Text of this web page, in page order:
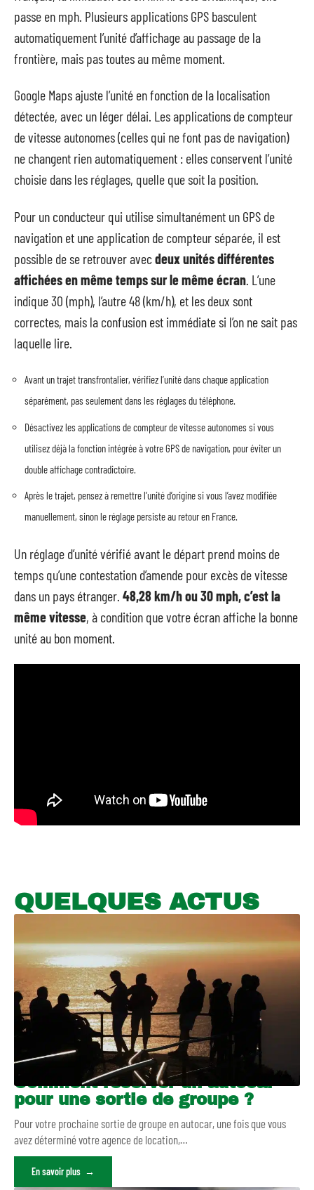
passe en mph. Plusieurs applications GPS basculent
automatiquement l’unité d’affichage au passage de la
frontière, mais pas toutes au même moment.
Google Maps ajuste l’unité en fonction de la localisation
détectée, avec un léger délai. Les applications de compteur
de vitesse autonomes (celles qui ne font pas de navigation)
ne changent rien automatiquement : elles conservent l’unité
choisie dans les réglages, quelle que soit la position.
Pour un conducteur qui utilise simultanément un GPS de
navigation et une application de compteur séparée, il est
possible de se retrouver avecdeux unités différentes
affichées en même temps sur le même écran . L’une
indique 30 (mph), l’autre 48 (km/h), et les deux sont
correctes, mais la confusion est immédiate si l’on ne sait pas
laquelle lire.
Avant un trajet transfrontalier, vérifiez l’unité dans chaque application
séparément, pas seulement dans les réglages du téléphone.
Désactivez les applications de compteur de vitesse autonomes si vous
utilisez déjà la fonction intégrée à votre GPS de navigation, pour éviter un
double affichage contradictoire.
Après le trajet, pensez à remettre l’unité d’origine si vous l’avez modifiée
manuellement, sinon le réglage persiste au retour en France.
Un réglage d’unité vérifié avant le départ prend moins de
temps qu’une contestation d’amende pour excès de vitesse
dans un pays étranger. 48,28 km/h ou 30 mph, c’est la
même vitesse, à condition que votre écran affiche la bonne
unité au bon moment.
QUELQUES ACTUS
Comment réserver un autocar
pour une sortie de groupe ?
Pour votre prochaine sortie de groupe en autocar, une fois que vous
avez déterminé votre agence de location,…
En savoir plus